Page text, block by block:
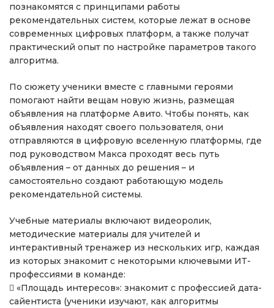
познакомятся с принципами работы
рекомендательных систем, которые лежат в основе
современных цифровых платформ, а также получат
практический опыт по настройке параметров такого
алгоритма.
По сюжету ученики вместе с главными героями
помогают найти вещам новую жизнь, размещая
объявления на платформе Авито. Чтобы понять, как
объявления находят своего пользователя, они
отправляются в цифровую вселенную платформы, где
под руководством Макса проходят весь путь
объявления – от данных до решения – и
самостоятельно создают работающую модель
рекомендательной системы.
Учебные материалы включают видеоролик,
методические материалы для учителей и
интерактивный тренажер из нескольких игр, каждая
из которых знакомит с некоторыми ключевыми ИТ-
профессиями в команде:
 «Площадь интересов»: знакомит с профессией дата-
сайентиста (ученики изучают, как алгоритмы